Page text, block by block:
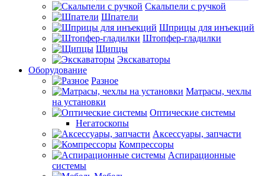
Скальпели с ручкой
Шпатели
Шприцы для инъекций
Штопфер-гладилки
Щипцы
Экскаваторы
Оборудование
Разное
Матрасы, чехлы
на установки
Оптические системы
Негатоскопы
Аксессуары, запчасти
Компрессоры
Аспирационные
системы